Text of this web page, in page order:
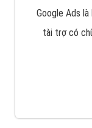
Google Ads
tài trợ có